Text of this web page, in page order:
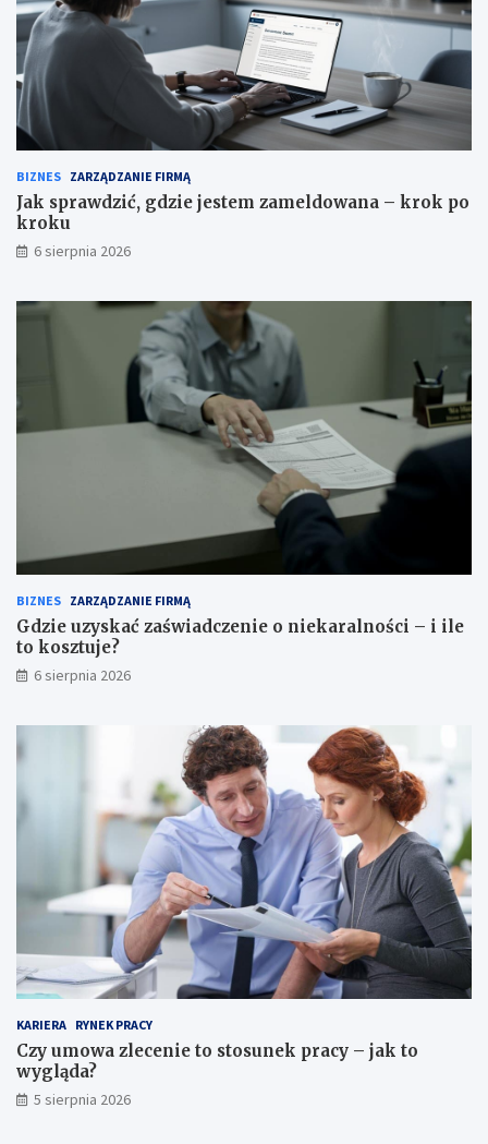
BIZNES ZARZĄDZANIE FIRMĄ
Jak sprawdzić, gdzie jestem zameldowana – krok po
kroku
6 sierpnia 2026
BIZNES ZARZĄDZANIE FIRMĄ
Gdzie uzyskać zaświadczenie o niekaralności – i ile
to kosztuje?
6 sierpnia 2026
KARIERA RYNEK PRACY
Czy umowa zlecenie to stosunek pracy – jak to
wygląda?
5 sierpnia 2026